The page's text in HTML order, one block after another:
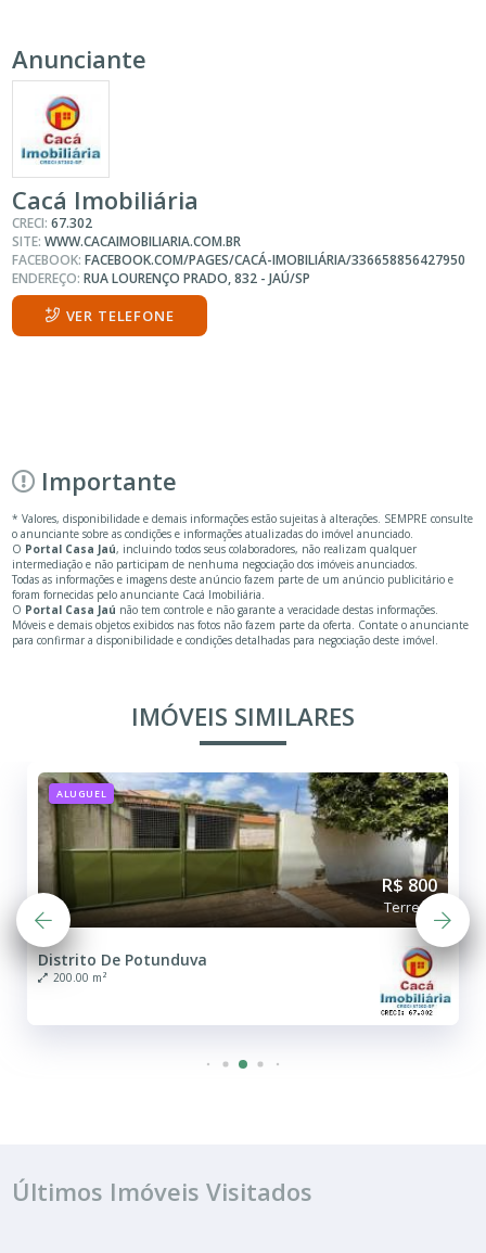
Anunciante
Cacá Imobiliária
CRECI:67.302
SITE:WWW.CACAIMOBILIARIA.COM.BR
FACEBOOK:FACEBOOK.COM/PAGES/CACÁ-IMOBILIÁRIA/336658856427950
ENDEREÇO:RUA LOURENÇO PRADO, 832 - JAÚ/SP
VER TELEFONE
Importante
* Valores, disponibilidade e demais informações estão sujeitas à alterações. SEMPRE consulte
o anunciante sobre as condições e informações atualizadas do imóvel anunciado.
O Portal Casa Jaú, incluindo todos seus colaboradores, não realizam qualquer
intermediação e não participam de nenhuma negociação dos imóveis anunciados.
Todas as informações e imagens deste anúncio fazem parte de um anúncio publicitário e
foram fornecidas pelo anunciante Cacá Imobiliária.
O Portal Casa Jaú não tem controle e não garante a veracidade destas informações.
Móveis e demais objetos exibidos nas fotos não fazem parte da oferta. Contate o anunciante
para confirmar a disponibilidade e condições detalhadas para negociação deste imóvel.
IMÓVEIS SIMILARES
ALUGUEL
R$ 800
Terreno
Distrito De Potunduva
200.00 m²
Últimos Imóveis Visitados